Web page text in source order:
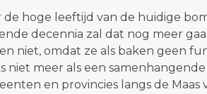
de hoge leeftijd van de huidige
decennia zal dat nog meer
niet, omdat ze als baken geen
niet meer als een
en provincies langs de